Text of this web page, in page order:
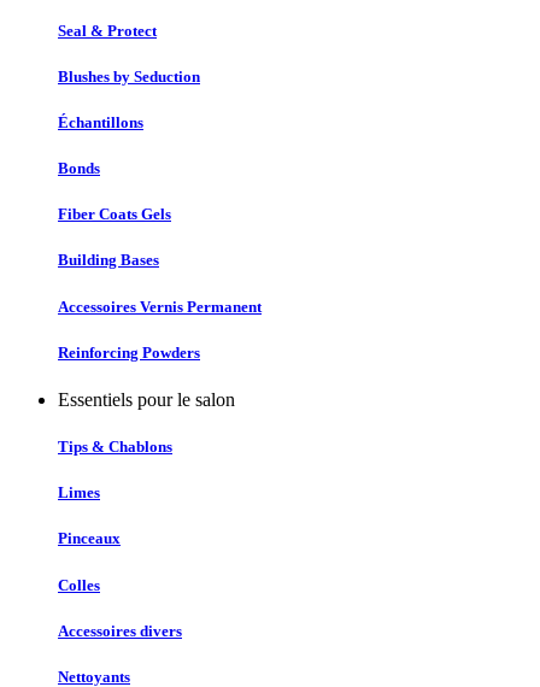
Seal & Protect
Blushes by Seduction
Échantillons
Bonds
Fiber Coats Gels
Building Bases
Accessoires Vernis Permanent
Reinforcing Powders
Essentiels pour le salon
Tips & Chablons
Limes
Pinceaux
Colles
Accessoires divers
Nettoyants